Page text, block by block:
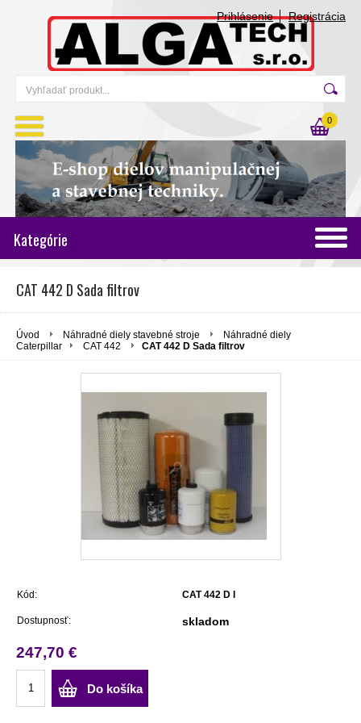
Prihlásenie Registrácia
0
Kategórie
CAT 442 D Sada filtrov
Úvod Náhradné diely stavebné stroje
Náhradné diely
Caterpillar
CAT 442 CAT 442 D Sada filtrov
Kód: CAT 442 D I
Dostupnosť: skladom
247,70 €
Do košíka